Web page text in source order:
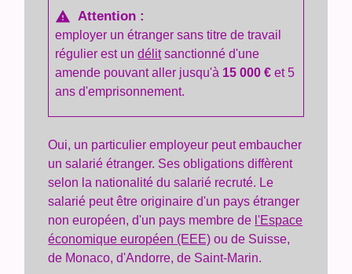
warning Attention :
employer un étranger sans titre de travail
régulier est undélitsanctionné d'une
amende pouvant aller jusqu'à 15 000 € et 5
ans d'emprisonnement.
Oui, un particulier employeur peut embaucher
un salarié étranger. Ses obligations diffèrent
selon la nationalité du salarié recruté. Le
salarié peut être originaire d'un pays étranger
non européen, d'un pays membre de l'Espace
économique européen (EEE) ou de Suisse,
de Monaco, d'Andorre, de Saint-Marin.